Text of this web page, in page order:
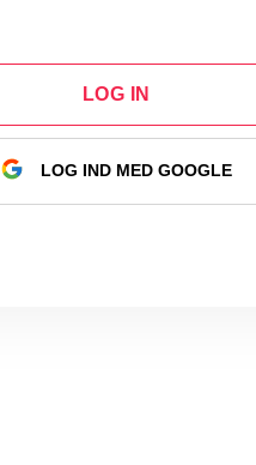
LOG IN
LOG IND MED GOOGLE